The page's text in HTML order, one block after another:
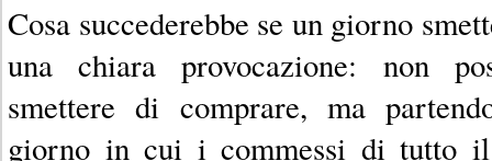
Cosa succederebbe se un giorno
una chiara provocazione: non
smettere di comprare, ma
giorno in cui i commessi di tutto